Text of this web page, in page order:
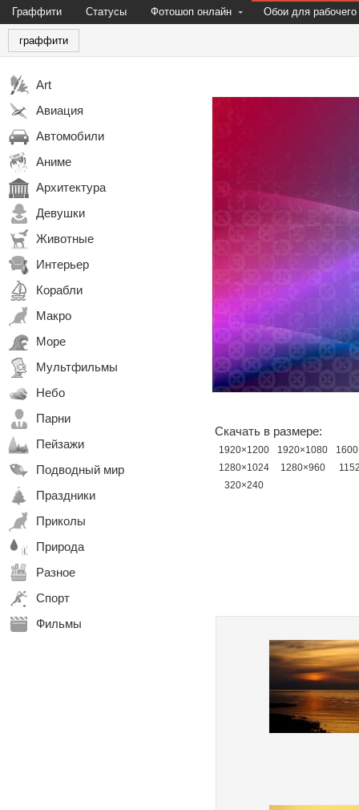
Граффити Статусы Фотошоп онлайн Обои для рабочего
граффити
Art
Авиация
Автомобили
Аниме
Архитектура
Девушки
Животные
Интерьер
Корабли
Макро
Море
Мультфильмы
Небо
Парни
Пейзажи
Подводный мир
Праздники
Приколы
Природа
Разное
Спорт
Фильмы
Скачать в размере:
1920×1200 1920×1080
1280×1024
1280×960
320×240